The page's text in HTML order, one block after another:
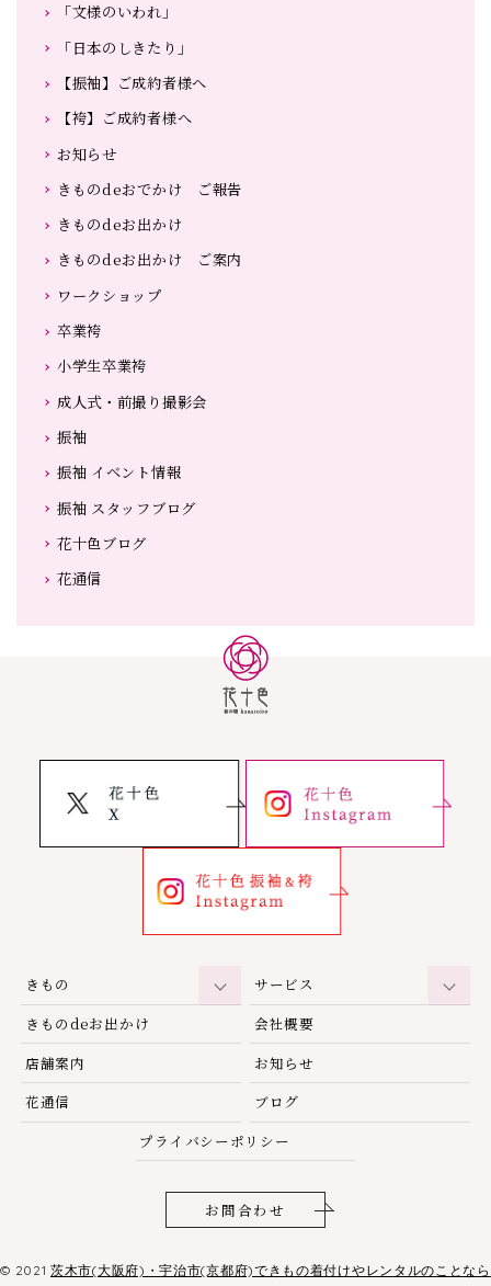
「文様のいわれ」
「日本のしきたり」
【振袖】ご成約者様へ
【袴】ご成約者様へ
お知らせ
きものdeおでかけ ご報告
きものdeお出かけ
きものdeお出かけ ご案内
ワークショップ
卒業袴
小学生卒業袴
成人式・前撮り撮影会
振袖
振袖 イベント情報
振袖 スタッフブログ
花十色ブログ
花通信
きもの
サービス
きものdeお出かけ
会社概要
店舗案内
お知らせ
花通信
ブログ
プライバシーポリシー
お問合わせ
© 2021茨木市(大阪府)・宇治市(京都府)できもの着付けやレンタルのことなら